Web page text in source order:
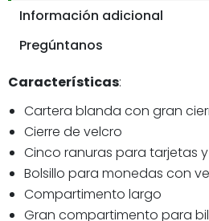
Información adicional
Pregúntanos
Características:
Cartera blanda con gran
Cierre de velcro
Cinco ranuras para tarjetas
Bolsillo para monedas con
Compartimento largo
Gran compartimento para